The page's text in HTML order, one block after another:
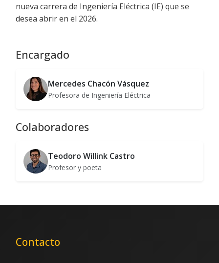
nueva carrera de Ingeniería Eléctrica (IE) que se
desea abrir en el 2026.
Encargado
Mercedes Chacón Vásquez
Profesora de Ingeniería Eléctrica
Colaboradores
Teodoro Willink Castro
Profesor y poeta
Contacto